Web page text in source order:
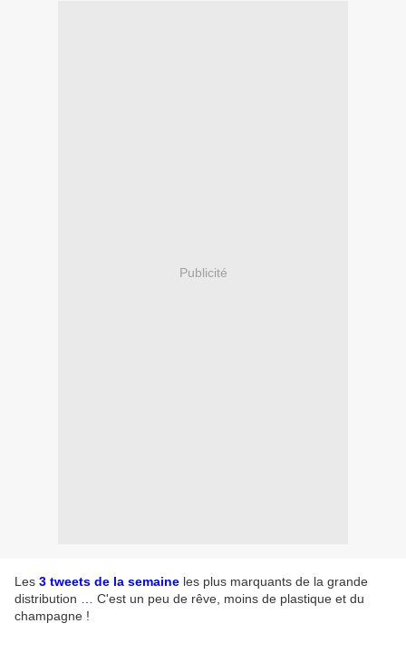
Publicité
Les 3 tweets de la semaine les plus marquants de la grande
distribution … C'est un peu de rêve, moins de plastique et du
champagne !